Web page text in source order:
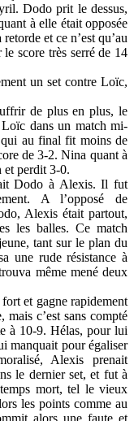
Dodo prit le dessus,
à elle était opposée
et ce n’est qu’au
score très serré de 14
un set contre Loïc,
de plus en plus, le
dans un match mi-
au final fit moins de
de 3-2. Nina quant à
et perdit 3-0.
Dodo à Alexis. Il fut
A l’opposé de
Alexis était partout,
les balles. Ce match
tant sur le plan du
une rude résistance à
même mené deux
et gagne rapidement
c’est sans compté
à 10-9. Hélas, pour lui
manquait pour égaliser
Alexis prenait
le dernier set, et fut à
mort, tel le vieux
les points comme au
alors une faute et